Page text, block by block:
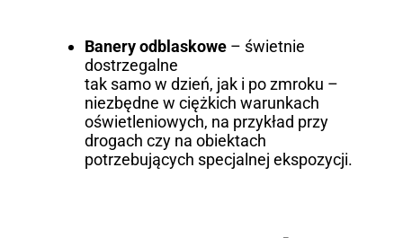
Banery odblaskowe– świetnie
dostrzegalne
tak samo w dzień, jak i po zmroku –
niezbędne w ciężkich warunkach
oświetleniowych, na przykład przy
drogach czy na obiektach
potrzebujących specjalnej ekspozycji.